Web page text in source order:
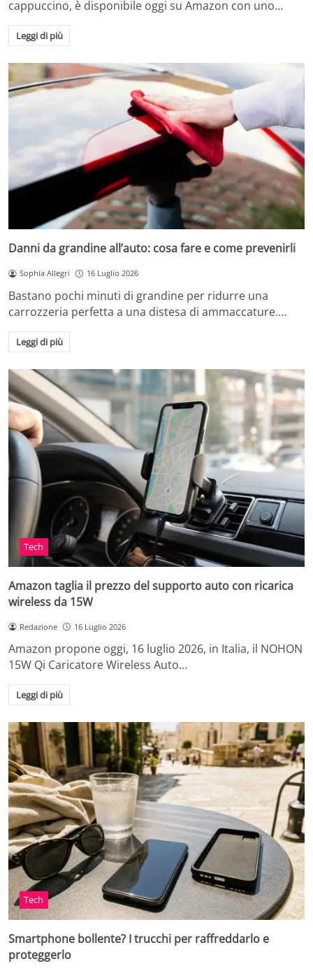
cappuccino, è disponibile oggi su Amazon con uno…
Leggi di più
Danni da grandine all’auto: cosa fare e come prevenirli
Sophia Allegri 16 Luglio 2026
Bastano pochi minuti di grandine per ridurre una
carrozzeria perfetta a una distesa di ammaccature.…
Leggi di più
Tech
Amazon taglia il prezzo del supporto auto con ricarica
wireless da 15W
Redazione 16 Luglio 2026
Amazon propone oggi, 16 luglio 2026, in Italia, il NOHON
15W Qi Caricatore Wireless Auto…
Leggi di più
Tech
Smartphone bollente? I trucchi per raffreddarlo e
proteggerlo